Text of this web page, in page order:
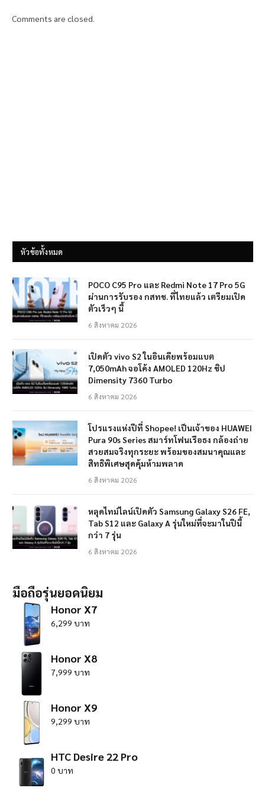
Comments are closed.
หัวข้อทั้งหมด
POCO C95 Pro และ Redmi Note 17 Pro 5G
ผ่านการรับรอง กสทช. ที่ไทยแล้ว เตรียมเปิด
ตัวเร็วๆ นี้
6 สิงหาคม 2026
เปิดตัว vivo S2 ในอินเดียพร้อมแบต
7,050mAh จอโค้ง AMOLED 120Hz ชิป
Dimensity 7360 Turbo
6 สิงหาคม 2026
โปรแรงแห่งปีที่ Shopee! เป็นเจ้าของ HUAWEI
Pura 90s Series สมาร์ทโฟนเรือธง กล้องถ่าย
สวยสมจริงทุกระยะ พร้อมของสมนาคุณและ
สิทธิพิเศษสุดคุ้มห้ามพลาด
6 สิงหาคม 2026
หลุดไทม์ไลน์เปิดตัว Samsung Galaxy S26 FE,
Tab S12 และ Galaxy A รุ่นใหม่ที่จะมาในปีนี้
กว่า 7 รุ่น
6 สิงหาคม 2026
มือถือรุ่นยอดนิยม
Honor X7
6,299 บาท
Honor X8
7,999 บาท
Honor X9
9,299 บาท
HTC Desire 22 Pro
0 บาท